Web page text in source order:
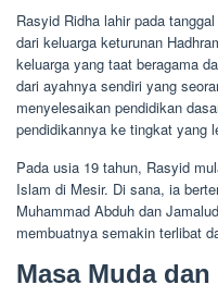
Rasyid Ridha lahir pada
dari keluarga keturunan
keluarga yang taat beragama
dari ayahnya sendiri yang
menyelesaikan pendidikan
pendidikannya ke tingkat yang
Pada usia 19 tahun, Rasyid
Islam di Mesir. Di sana, ia
Muhammad Abduh dan
membuatnya semakin terlibat
Masa Muda